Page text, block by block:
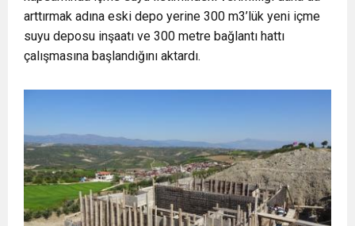
arttırmak adına eski depo yerine 300 m3’lük yeni içme
suyu deposu inşaatı ve 300 metre bağlantı hattı
çalışmasına başlandığını aktardı.